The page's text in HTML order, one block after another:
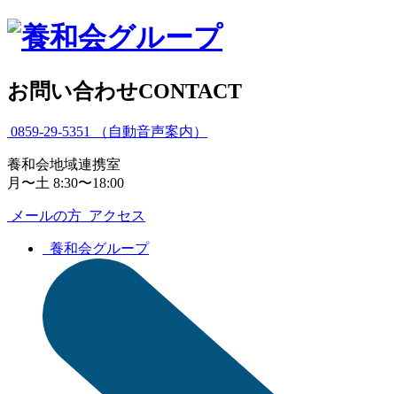
お問い合わせCONTACT
0859-29-5351 （自動音声案内）
養和会地域連携室
月〜土 8:30〜18:00
メールの方 アクセス
養和会グループ